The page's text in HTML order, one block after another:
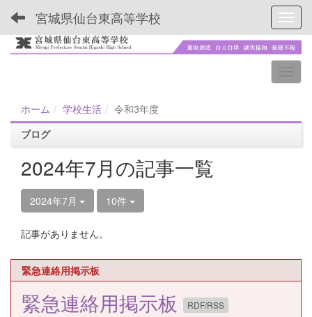
宮城県仙台東高等学校
ホーム 学校生活
令和3年度
ブログ
2024年7月の記事一覧
2024年7月 10件
記事がありません。
緊急連絡用掲示板
緊急連絡用掲示板 RDF/RSS